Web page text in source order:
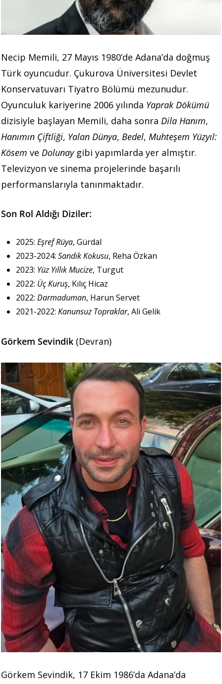
Necip Memili, 27 Mayıs 1980’de Adana’da doğmuş
Türk oyuncudur. Çukurova Üniversitesi Devlet
Konservatuvarı Tiyatro Bölümü mezunudur.
Oyunculuk kariyerine 2006 yılında Yaprak Dökümü
dizisiyle başlayan Memili, daha sonra Dila Hanım,
Hanımın Çiftliği, Yalan Dünya, Bedel, Muhteşem Yüzyıl:
Kösem ve Dolunaygibi yapımlarda yer almıştır.
Televizyon ve sinema projelerinde başarılı
performanslarıyla tanınmaktadır.
Son Rol Aldığı Diziler:
2025: Eşref Rüya, Gürdal
2023-2024: Sandık Kokusu, Reha Özkan
2023: Yüz Yıllık Mucize, Turgut
2022: Üç Kuruş, Kılıç Hicaz
2022: Darmaduman, Harun Servet
2021-2022: Kanunsuz Topraklar, Ali Gelik
Görkem Sevindik (Devran)
Görkem Sevindik, 17 Ekim 1986’da Adana’da